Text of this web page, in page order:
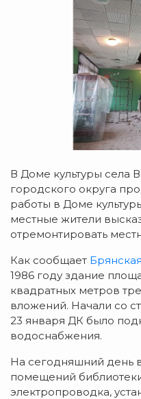
В Доме культуры села
городского округа
работы в Доме
местные жители
отремонтировать
Как сообщает
1986 году здание
квадратных метров
вложений. Начали со
23 января ДК было
водоснабжения.
На сегодняшний день
помещений
электропроводка,